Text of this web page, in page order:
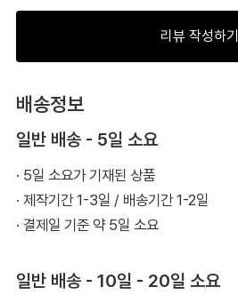
리뷰 작성하기
배송정보
일반 배송 - 5일 소요
· 5일 소요가 기재된 상품
· 제작기간 1-3일 / 배송기간 1-2일
· 결제일 기준 약 5일 소요
일반 배송 - 10일 - 20일 소요